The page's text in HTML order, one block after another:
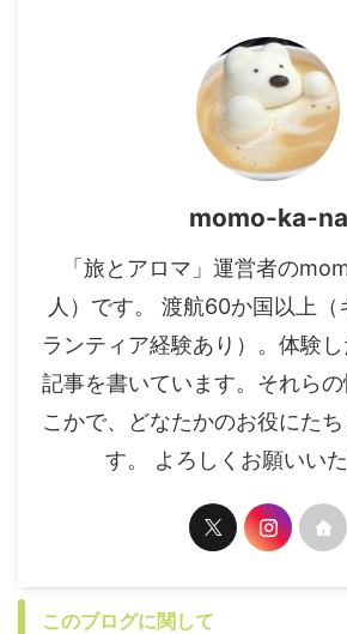
momo-ka-na
「旅とアロマ」運営者の
人）です。 渡航60か国以上（
ランティア経験あり）。体験
記事を書いています。それら
こかで、どなたかのお役にた
す。 よろしくお願いい
このブログに関して